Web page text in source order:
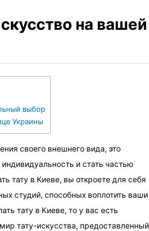
на вашей
выбор
Украины
своего внешнего вида, это
и стать частью
тату в Киеве, вы откроете для себя
студий, способных воплотить ваши
тату в Киеве, то у вас есть
тату-искусства, предоставленный